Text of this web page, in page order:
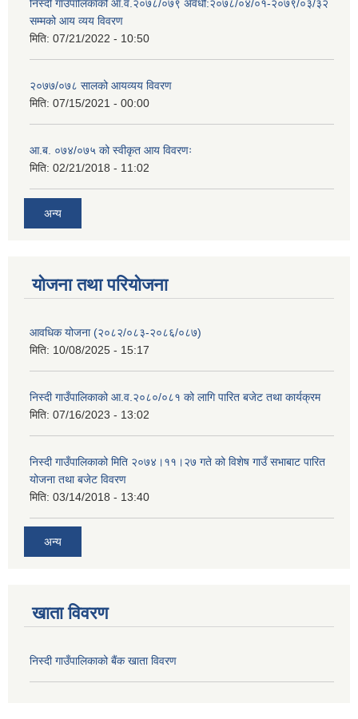
निस्दी गाउँपालिकाको आ.व.२०७८/०७९ अवधी:२०७८/०४/०१-२०७९/०३/३२
सम्मको आय व्यय विवरण
मिति: 07/21/2022 - 10:50
२०७७/०७८ सालको आयव्यय विवरण
मिति: 07/15/2021 - 00:00
आ.ब. ०७४/०७५ को स्वीकृत आय विवरणः
मिति: 02/21/2018 - 11:02
अन्य
योजना तथा परियोजना
आवधिक योजना (२०८२/०८३-२०८६/०८७)
मिति: 10/08/2025 - 15:17
निस्दी गाउँपालिकाको आ.व.२०८०/०८१ को लागि पारित बजेट तथा कार्यक्रम
मिति: 07/16/2023 - 13:02
निस्दी गाउँपालिकाको मिति २०७४।११।२७ गते को विशेष गाउँ सभाबाट पारित
योजना तथा बजेट विवरण
मिति: 03/14/2018 - 13:40
अन्य
खाता विवरण
निस्दी गाउँपालिकाको बैंक खाता विवरण